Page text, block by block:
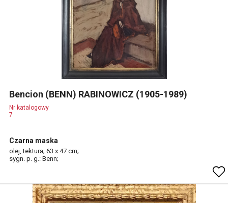
Bencion (BENN) RABINOWICZ (1905-1989)
Nr katalogowy
7
Czarna maska
olej, tektura; 63 x 47 cm;
sygn. p. g.: Benn;